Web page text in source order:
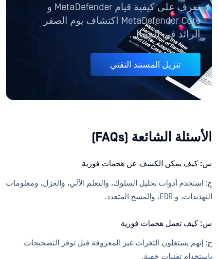
تعرف على كيفية قيام MetaDefender و
MetaDefender Core اكتشاف يوم الصفر
الرائد في المجال.
تنزيل المستند التقني
الأسئلة الشائعة (FAQs)
س: كيف يمكن الكشف عن هجمات فورية
ج: استخدم أدوات تحليل السلوك، والتعلم الآلي، والعزل، ومعلومات
التهديدات، و EDR، والمسح المتعدد.
س: كيف تعمل هجمات فورية
ج: إنهم يستغلون الثغرات غير المعروفة قبل توفر التصحيحات
باستخدام تقنيات خفية.